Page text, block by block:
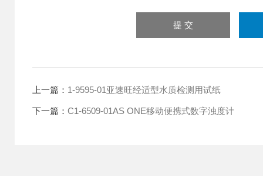
上一篇： 1-9595-01亚速旺经适型水质检测用试纸
下一篇： C1-6509-01AS ONE移动便携式数字浊度计